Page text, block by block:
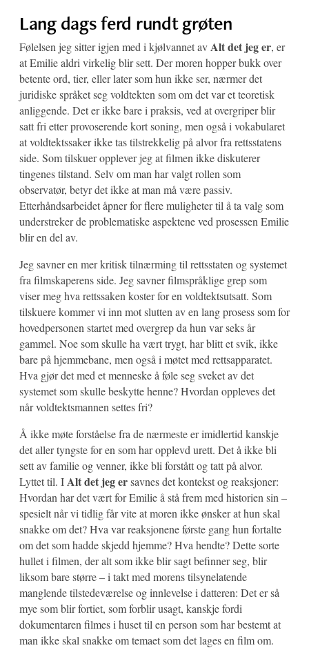
Lang dags ferd rundt grøten
Følelsen jeg sitter igjen med i kjølvannet avAlt det jeg er, er
at Emilie aldri virkelig blir sett. Der moren hopper bukk over
betente ord, tier, eller later som hun ikke ser, nærmer det
juridiske språket seg voldtekten som om det var et teoretisk
anliggende. Det er ikke bare i praksis, ved at overgriper blir
satt fri etter provoserende kort soning, men også i vokabularet
at voldtektssaker ikke tas tilstrekkelig på alvor fra rettsstatens
side. Som tilskuer opplever jeg at filmen ikke diskuterer
tingenes tilstand. Selv om man har valgt rollen som
observatør, betyr det ikke at man må være passiv.
Etterhåndsarbeidet åpner for flere muligheter til å ta valg som
understreker de problematiske aspektene ved prosessen Emilie
blir en del av.
Jeg savner en mer kritisk tilnærming til rettsstaten og systemet
fra filmskaperens side. Jeg savner filmspråklige grep som
viser meg hva rettssaken koster for en voldtektsutsatt. Som
tilskuere kommer vi inn mot slutten av en lang prosess som for
hovedpersonen startet med overgrep da hun var seks år
gammel. Noe som skulle ha vært trygt, har blitt et svik, ikke
bare på hjemmebane, men også i møtet med rettsapparatet.
Hva gjør det med et menneske å føle seg sveket av det
systemet som skulle beskytte henne? Hvordan oppleves det
når voldtektsmannen settes fri?
Å ikke møte forståelse fra de nærmeste er imidlertid kanskje
det aller tyngste for en som har opplevd urett. Det å ikke bli
sett av familie og venner, ikke bli forstått og tatt på alvor.
Lyttet til. IAlt det jeg ersavnes det kontekst og reaksjoner:
Hvordan har det vært for Emilie å stå frem med historien sin –
spesielt når vi tidlig får vite at moren ikke ønsker at hun skal
snakke om det? Hva var reaksjonene første gang hun fortalte
om det som hadde skjedd hjemme? Hva hendte? Dette sorte
hullet i filmen, der alt som ikke blir sagt befinner seg, blir
liksom bare større – i takt med morens tilsynelatende
manglende tilstedeværelse og innlevelse i datteren: Det er så
mye som blir fortiet, som forblir usagt, kanskje fordi
dokumentaren filmes i huset til en person som har bestemt at
man ikke skal snakke om temaet som det lages en film om.